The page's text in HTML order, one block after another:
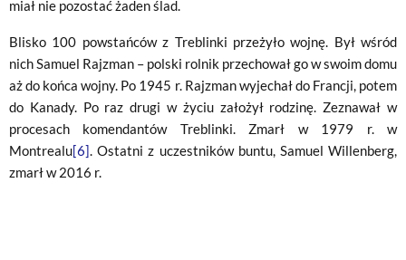
miał nie pozostać żaden ślad.
Blisko 100 powstańców z Treblinki przeżyło wojnę. Był wśród
nich Samuel Rajzman – polski rolnik przechował go w swoim domu
aż do końca wojny. Po 1945 r. Rajzman wyjechał do Francji, potem
do Kanady. Po raz drugi w życiu założył rodzinę. Zeznawał w
procesach komendantów Treblinki. Zmarł w 1979 r. w
Montrealu[6]. Ostatni z uczestników buntu, Samuel Willenberg,
zmarł w 2016 r.